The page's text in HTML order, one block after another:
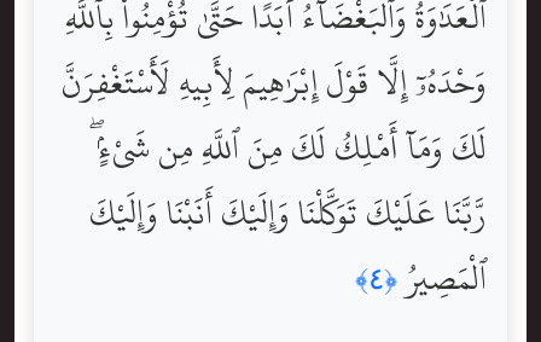
ٱلْعَدَٰوَةُ وَٱلْبَغْضَآءُ أَبَدًا حَتَّىٰ تُؤْمِنُواْ بِٱللَّهِ
وَحْدَهُۥٓ إِلَّا قَوْلَ إِبْرَٰهِيمَ لِأَبِيهِ لَأَسْتَغْفِرَنَّ
لَكَ وَمَآ أَمْلِكُ لَكَ مِنَ ٱللَّهِ مِن شَىْءٍۢ ۖ
رَّبَّنَا عَلَيْكَ تَوَكَّلْنَا وَإِلَيْكَ أَنَبْنَا وَإِلَيْكَ
ٱلْمَصِيرُ﴿٤﴾